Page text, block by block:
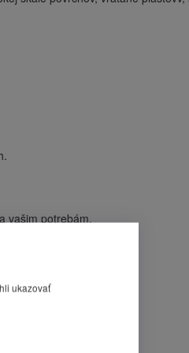
vašim potrebám.
ukazovať